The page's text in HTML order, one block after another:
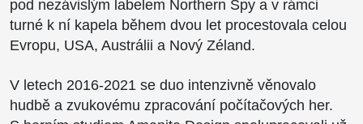
pod nezávislým labelem Northern Spy a v rámci
turné k ní kapela během dvou let procestovala celou
Evropu, USA, Austrálii a Nový Zéland.
V letech 2016-2021 se duo intenzivně věnovalo
hudbě a zvukovému zpracování počítačových her.